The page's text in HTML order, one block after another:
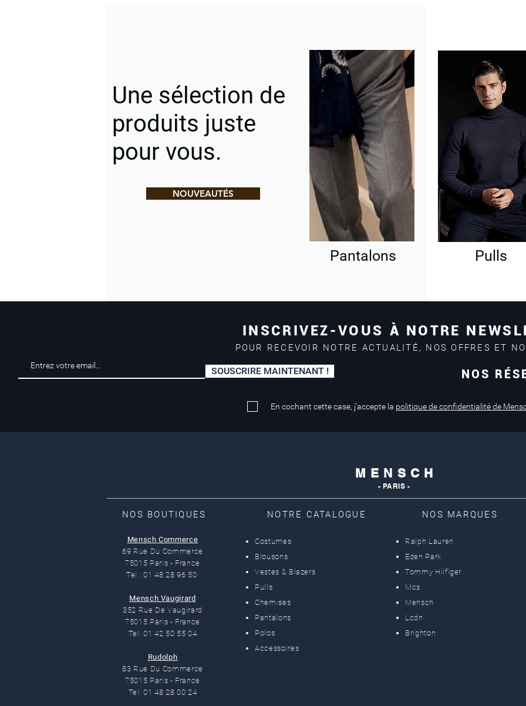
Une sélection de
produits juste
pour vous.
NOUVEAUTÉS
Pantalons Pulls
Mastercard, Visa
en magasin
INSCRIVEZ-VOUS À NOTRE
POUR RECEVOIR NOTRE ACTUALITÉ, NOS OFFRES ET
SOUSCRIRE MAINTENANT ! NOS
En cochant cette case, j'accepte la politique de confidentialité de
M E N S C H
- PARIS -
NOS BOUTIQUES
Mensch Commerce
69 Rue Du Commerce
75015 Paris - France
Tel : 01 48 28 96 50
Mensch Vaugirard
352 Rue De Vaugirard
75015 Paris - France
Tel: 01 42 50 55 04
Rudolph
83 Rue Du Commerce
75015 Paris - France
Tel: 01 48 28 00 24
NOTRE CATALOGUE
Costumes
Blousons
Vestes & Blazers
Pulls
Chemises
Pantalons
Polos
Accessoires
NOS MARQUES
Ralph Lauren
Eden Park
Tommy Hilfiger
Mcs
Mensch
Lcdn
Brighton